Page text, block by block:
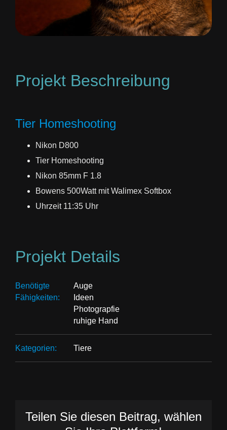
Projekt Beschreibung
Tier Homeshooting
Nikon D800
Tier Homeshooting
Nikon 85mm F 1.8
Bowens 500Watt mit Walimex Softbox
Uhrzeit 11:35 Uhr
Projekt Details
Benötigte
Fähigkeiten:
Auge
Ideen
Photograpfie
ruhige Hand
Kategorien: Tiere
Teilen Sie diesen Beitrag, wählen